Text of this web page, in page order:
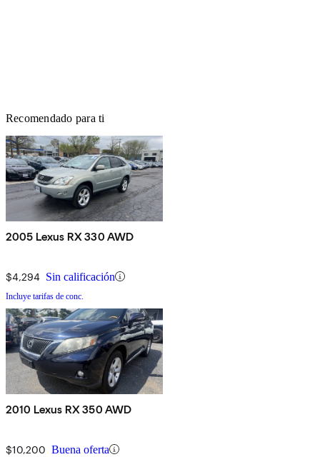
Recomendado para ti
2005 Lexus RX 330 AWD
$4,294 Sin calificación
Incluye tarifas de conc.
2010 Lexus RX 350 AWD
$10,200 Buena oferta